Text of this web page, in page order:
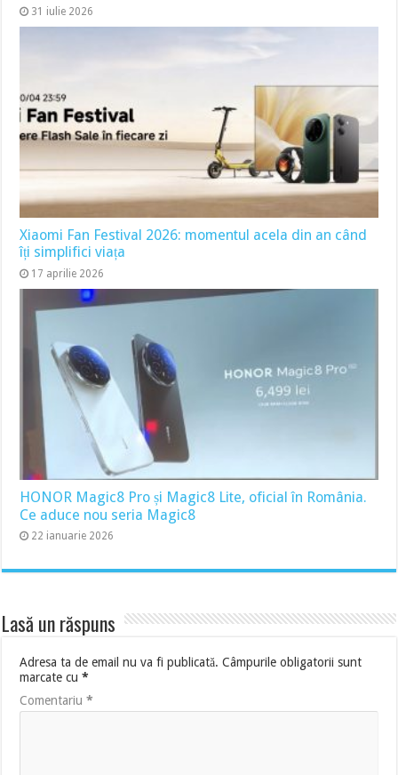
31 iulie 2026
Xiaomi Fan Festival 2026: momentul acela din an când
îți simplifici viața
17 aprilie 2026
HONOR Magic8 Pro și Magic8 Lite, oficial în România.
Ce aduce nou seria Magic8
22 ianuarie 2026
Lasă un răspuns
Adresa ta de email nu va fi publicată. Câmpurile obligatorii sunt
marcate cu*
Comentariu*